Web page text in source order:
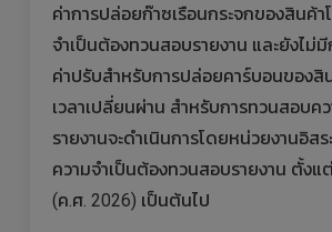
ค่าการปล่อยก๊าซเรือนกระจกของสินค้า
จำเป็นต้องทวนสอบรายงาน และยังไม่มี
ค่าปรับสำหรับการปล่อยคาร์บอนของสิน
เวลาเปลี่ยนผ่าน สำหรับการทวนสอบค
รายงานจะดำเนินการโดยหน่วยงานอิส
ความจำเป็นต้องทวนสอบรายงาน ตั้งแ
(ค.ศ. 2026) เป็นต้นไป